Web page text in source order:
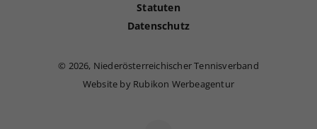
Statuten
Datenschutz
© 2026, Niederösterreichischer Tennisverband
Website by Rubikon Werbeagentur